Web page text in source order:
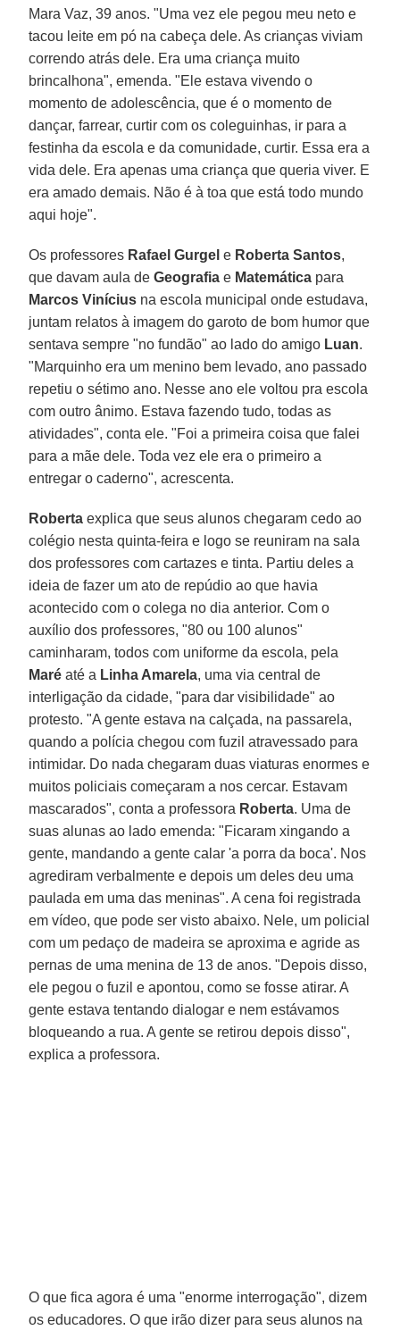
Mara Vaz, 39 anos. "Uma vez ele pegou meu neto e
tacou leite em pó na cabeça dele. As crianças viviam
correndo atrás dele. Era uma criança muito
brincalhona", emenda. "Ele estava vivendo o
momento de adolescência, que é o momento de
dançar, farrear, curtir com os coleguinhas, ir para a
festinha da escola e da comunidade, curtir. Essa era a
vida dele. Era apenas uma criança que queria viver. E
era amado demais. Não é à toa que está todo mundo
aqui hoje".
Os professores Rafael Gurgel e Roberta Santos,
que davam aula deGeografia e Matemática para
Marcos Vinícius na escola municipal onde estudava,
juntam relatos à imagem do garoto de bom humor que
sentava sempre "no fundão" ao lado do amigo Luan.
"Marquinho era um menino bem levado, ano passado
repetiu o sétimo ano. Nesse ano ele voltou pra escola
com outro ânimo. Estava fazendo tudo, todas as
atividades", conta ele. "Foi a primeira coisa que falei
para a mãe dele. Toda vez ele era o primeiro a
entregar o caderno", acrescenta.
Roberta explica que seus alunos chegaram cedo ao
colégio nesta quinta-feira e logo se reuniram na sala
dos professores com cartazes e tinta. Partiu deles a
ideia de fazer um ato de repúdio ao que havia
acontecido com o colega no dia anterior. Com o
auxílio dos professores, "80 ou 100 alunos"
caminharam, todos com uniforme da escola, pela
Maré até a Linha Amarela, uma via central de
interligação da cidade, "para dar visibilidade" ao
protesto. "A gente estava na calçada, na passarela,
quando a polícia chegou com fuzil atravessado para
intimidar. Do nada chegaram duas viaturas enormes e
muitos policiais começaram a nos cercar. Estavam
mascarados", conta a professora Roberta. Uma de
suas alunas ao lado emenda: "Ficaram xingando a
gente, mandando a gente calar 'a porra da boca'. Nos
agrediram verbalmente e depois um deles deu uma
paulada em uma das meninas". A cena foi registrada
em vídeo, que pode ser visto abaixo. Nele, um policial
com um pedaço de madeira se aproxima e agride as
pernas de uma menina de 13 de anos. "Depois disso,
ele pegou o fuzil e apontou, como se fosse atirar. A
gente estava tentando dialogar e nem estávamos
bloqueando a rua. A gente se retirou depois disso",
explica a professora.
O que fica agora é uma "enorme interrogação", dizem
os educadores. O que irão dizer para seus alunos na